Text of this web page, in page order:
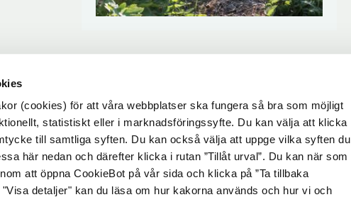
(cookies) för att våra webbplatser ska fungera så bra som möjligt
statistiskt eller i marknadsföringssyfte. Du kan välja att klicka
till samtliga syften. Du kan också välja att uppge vilka syften du
här nedan och därefter klicka i rutan ”Tillåt urval”. Du kan när som
att öppna CookieBot på vår sida och klicka på ”Ta tillbaka
detaljer" kan du läsa om hur kakorna används och hur vi och